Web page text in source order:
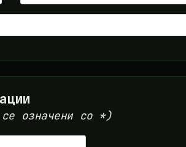
се означени со *)